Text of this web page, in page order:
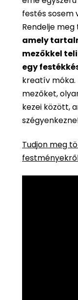
festés sosem
Rendelje meg
amely
mezőkkel
egy
kreatív móka.
mezőket,
kezei között,
Tudjon meg